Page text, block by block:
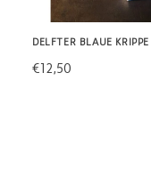
DELFTER BLAUE KRIPPE
€12,50